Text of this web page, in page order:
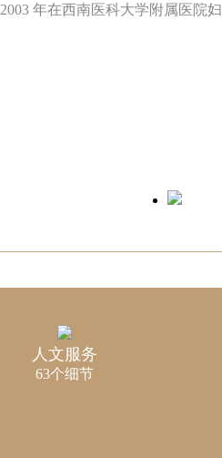
年在西南医科大学附属医院妇
人文服务
63个细节